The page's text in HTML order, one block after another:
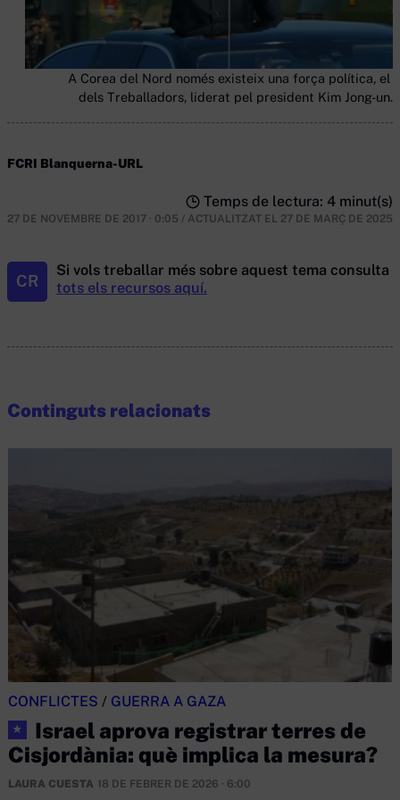
A Corea del Nord només existeix una força política, el
dels Treballadors, liderat pel president Kim Jong-un.
FCRI Blanquerna-URL
Temps de lectura: 4 minut(s)
27 DE NOVEMBRE DE 2017 · 0:05 / ACTUALITZAT EL 27 DE MARÇ DE 2025
CR
Si vols treballar més sobre aquest tema consulta
tots els recursos aquí.
Continguts relacionats
CONFLICTES / GUERRA A GAZA
★
Israel aprova registrar terres de
Cisjordània: què implica la mesura?
LAURA CUESTA 18 DE FEBRER DE 2026 · 6:00